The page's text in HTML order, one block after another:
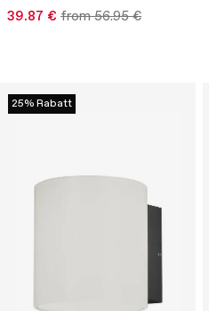
39.87 € from 56.95 €
25% Rabatt